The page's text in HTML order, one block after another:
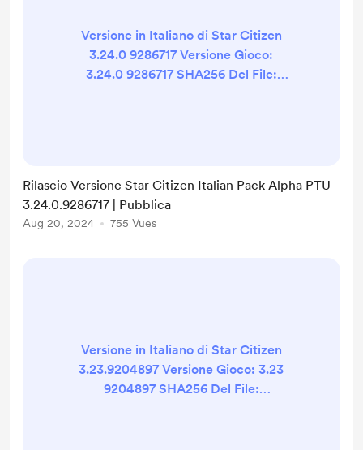
Versione in Italiano di Star Citizen
3.24.0 9286717 Versione Gioco:
3.24.0 9286717 SHA256 Del File:
al 92% Qualità della traduzione:
95% (Campione di 1000 frasi testate
ogni pre-rilascio) Changelog
Rilascio Versione Star Citizen Italian Pack Alpha PTU
3.24.0.9286717 | Pubblica
Aug 20, 2024 755 Vues
Versione in Italiano di Star Citizen
3.23.9204897 Versione Gioco: 3.23
9204897 SHA256 Del File: